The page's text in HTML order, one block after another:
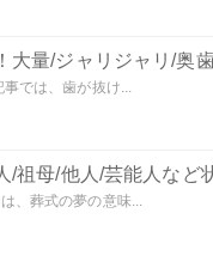
大量/ジャリジャリ/奥
では、歯が抜け...
/祖母/他人/芸能人など
、葬式の夢の意味...